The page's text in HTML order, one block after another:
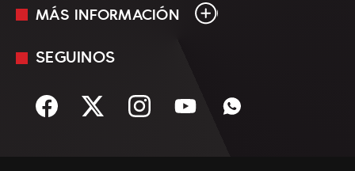
En Vivo
Sociedad
MÁS INFORMACIÓN
Mediakit
Términos y condiciones
SEGUINOS